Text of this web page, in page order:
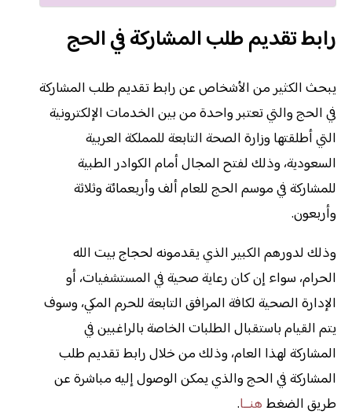
رابط تقديم طلب المشاركة في الحج
يبحث الكثير من الأشخاص عن رابط تقديم طلب المشاركة
في الحج والتي تعتبر واحدة من بين الخدمات الإلكترونية
التي أطلقتها وزارة الصحة التابعة للمملكة العربية
السعودية، وذلك لفتح المجال أمام الكوادر الطبية
للمشاركة في موسم الحج للعام ألف وأربعمائة وثلاثة
وأربعون.
وذلك لدورهم الكبير الذي يقدمونه لحجاج بيت الله
الحرام، سواء إن كان رعاية صحية في المستشفيات، أو
الإدارة الصحية لكافة المرافق التابعة للحرم المكي، وسوف
يتم القيام باستقبال الطلبات الخاصة بالراغبين في
المشاركة لهذا العام، وذلك من خلال رابط تقديم طلب
المشاركة في الحج والذي يمكن الوصول إليه مباشرة عن
طريق الضغط هنــا.